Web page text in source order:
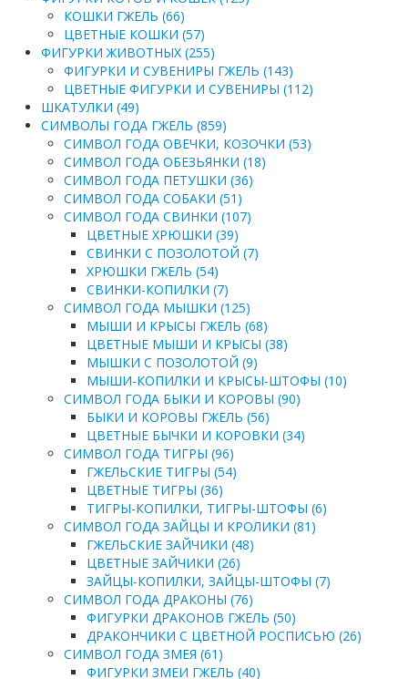
КОШКИ ГЖЕЛЬ (66)
ЦВЕТНЫЕ КОШКИ (57)
ФИГУРКИ ЖИВОТНЫХ (255)
ФИГУРКИ И СУВЕНИРЫ ГЖЕЛЬ (143)
ЦВЕТНЫЕ ФИГУРКИ И СУВЕНИРЫ (112)
ШКАТУЛКИ (49)
СИМВОЛЫ ГОДА ГЖЕЛЬ (859)
СИМВОЛ ГОДА ОВЕЧКИ, КОЗОЧКИ (53)
СИМВОЛ ГОДА ОБЕЗЬЯНКИ (18)
СИМВОЛ ГОДА ПЕТУШКИ (36)
СИМВОЛ ГОДА СОБАКИ (51)
СИМВОЛ ГОДА СВИНКИ (107)
ЦВЕТНЫЕ ХРЮШКИ (39)
СВИНКИ С ПОЗОЛОТОЙ (7)
ХРЮШКИ ГЖЕЛЬ (54)
СВИНКИ-КОПИЛКИ (7)
СИМВОЛ ГОДА МЫШКИ (125)
МЫШИ И КРЫСЫ ГЖЕЛЬ (68)
ЦВЕТНЫЕ МЫШИ И КРЫСЫ (38)
МЫШКИ С ПОЗОЛОТОЙ (9)
МЫШИ-КОПИЛКИ И КРЫСЫ-ШТОФЫ (10)
СИМВОЛ ГОДА БЫКИ И КОРОВЫ (90)
БЫКИ И КОРОВЫ ГЖЕЛЬ (56)
ЦВЕТНЫЕ БЫЧКИ И КОРОВКИ (34)
СИМВОЛ ГОДА ТИГРЫ (96)
ГЖЕЛЬСКИЕ ТИГРЫ (54)
ЦВЕТНЫЕ ТИГРЫ (36)
ТИГРЫ-КОПИЛКИ, ТИГРЫ-ШТОФЫ (6)
СИМВОЛ ГОДА ЗАЙЦЫ И КРОЛИКИ (81)
ГЖЕЛЬСКИЕ ЗАЙЧИКИ (48)
ЦВЕТНЫЕ ЗАЙЧИКИ (26)
ЗАЙЦЫ-КОПИЛКИ, ЗАЙЦЫ-ШТОФЫ (7)
СИМВОЛ ГОДА ДРАКОНЫ (76)
ФИГУРКИ ДРАКОНОВ ГЖЕЛЬ (50)
ДРАКОНЧИКИ С ЦВЕТНОЙ РОСПИСЬЮ (26)
СИМВОЛ ГОДА ЗМЕЯ (61)
ФИГУРКИ ЗМЕИ ГЖЕЛЬ (40)